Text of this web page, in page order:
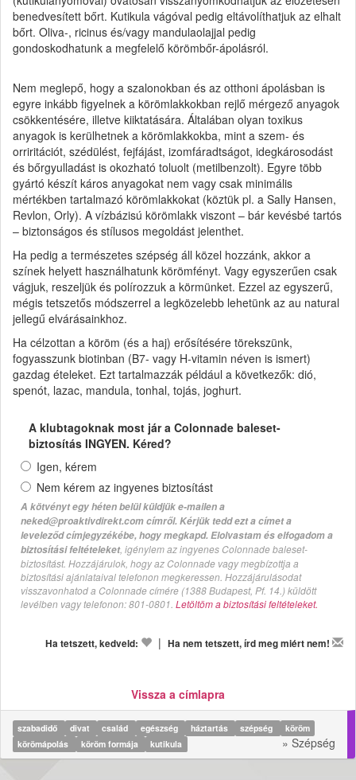
benedvesített bőrt. Kutikula vágóval pedig eltávolíthatjuk az elhalt
bőrt. Oliva-, ricinus és/vagy mandulaolajjal pedig
gondoskodhatunk a megfelelő körömbőr-ápolásról.
Nem meglepő, hogy a szalonokban és az otthoni ápolásban is
egyre inkább figyelnek a körömlakkokban rejlő mérgező anyagok
csökkentésére, illetve kiiktatására. Általában olyan toxikus
anyagok is kerülhetnek a körömlakkokba, mint a szem- és
orriritációt, szédülést, fejfájást, izomfáradtságot, idegkárosodást
és bőrgyulladást is okozható toluolt (metilbenzolt). Egyre több
gyártó készít káros anyagokat nem vagy csak minimális
mértékben tartalmazó körömlakkokat (köztük pl. a Sally Hansen,
Revlon, Orly). A vízbázisú körömlakk viszont – bár kevésbé tartós
– biztonságos és stílusos megoldást jelenthet.
Ha pedig a természetes szépség áll közel hozzánk, akkor a
színek helyett használhatunk körömfényt. Vagy egyszerűen csak
vágjuk, reszeljük és polírozzuk a körmünket. Ezzel az egyszerű,
mégis tetszetős módszerrel a legközelebb lehetünk az au natural
jellegű elvárásainkhoz.
Ha célzottan a köröm (és a haj) erősítésére törekszünk,
fogyasszunk biotinban (B7- vagy H-vitamin néven is ismert)
gazdag ételeket. Ezt tartalmazzák például a következők: dió,
spenót, lazac, mandula, tonhal, tojás, joghurt.
A klubtagoknak most jár a Colonnade baleset-
biztosítás INGYEN. Kéred?
Igen, kérem
Nem kérem az ingyenes biztosítást
A kötvényt egy héten belül küldjük e-mailen a
neked@proaktivdirekt.com címről. Kérjük tedd ezt a címet a
leveleződ címjegyzékébe, hogy megkapd. Elolvastam és elfogadom a
biztosítási feltételeket, igénylem az ingyenes Colonnade baleset-
biztosítást. Hozzájárulok, hogy az Colonnade vagy megbízottja a
biztosítási ajánlataival telefonon megkeressen. Hozzájárulásodat
visszavonhatod a Colonnade címére (1388 Budapest, Pf. 14.) küldött
levélben vagy telefonon: 801-0801. Letöltöm a biztosítási feltételeket.
Ha tetszett, kedveld: | Ha nem tetszett, írd meg miért nem!
Vissza a címlapra
szabadidő divat család egészség háztartás szépség
köröm
körömápolás
köröm formája kutikula » Szépség